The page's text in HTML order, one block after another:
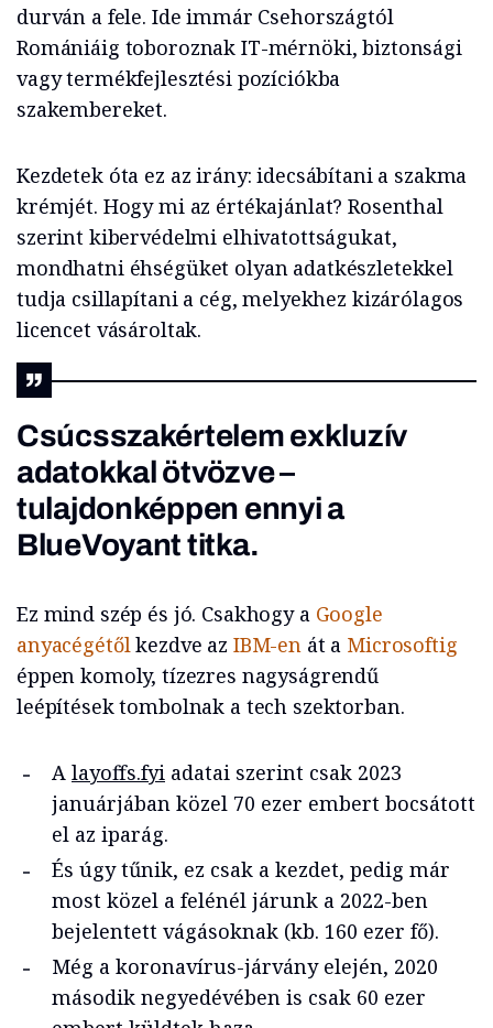
durván a fele. Ide immár Csehországtól
Romániáig toboroznak IT-mérnöki, biztonsági
vagy termékfejlesztési pozíciókba
szakembereket.
Kezdetek óta ez az irány: idecsábítani a szakma
krémjét. Hogy mi az értékajánlat? Rosenthal
szerint kibervédelmi elhivatottságukat,
mondhatni éhségüket olyan adatkészletekkel
tudja csillapítani a cég, melyekhez kizárólagos
licencet vásároltak.
Csúcsszakértelem exkluzív
adatokkal ötvözve –
tulajdonképpen ennyi a
BlueVoyant titka.
Ez mind szép és jó. Csakhogy a Google
anyacégétől kezdve az IBM-en át a Microsoftig
éppen komoly, tízezres nagyságrendű
leépítések tombolnak a tech szektorban.
A layoffs.fyi adatai szerint csak 2023
januárjában közel 70 ezer embert bocsátott
el az iparág.
És úgy tűnik, ez csak a kezdet, pedig már
most közel a felénél járunk a 2022-ben
bejelentett vágásoknak (kb. 160 ezer fő).
Még a koronavírus-járvány elején, 2020
második negyedévében is csak 60 ezer